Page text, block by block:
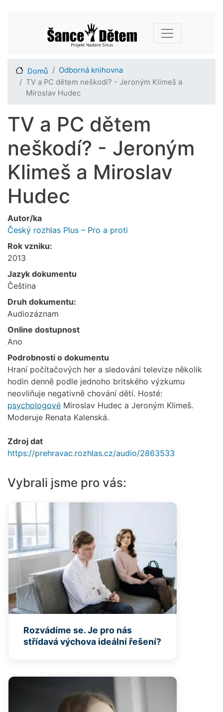
hlavnímu
obsahu
Main navigation
Domů
Odborná knihovna
TV a PC dětem neškodí? - Jeroným Klimeš a
Miroslav Hudec
TV a PC dětem
neškodí? - Jeroným
Klimeš a Miroslav
Hudec
Autor/ka
Český rozhlas Plus – Pro a proti
Rok vzniku:
2013
Jazyk dokumentu
Čeština
Druh dokumentu:
Audiozáznam
Online dostupnost
Ano
Podrobnosti o dokumentu
Hraní počítačových her a sledování televize několik
hodin denně podle jednoho britského výzkumu
neovliňuje negativně chování dětí. Hosté:
psychologové Miroslav Hudec a Jeroným Klimeš.
Moderuje Renata Kalenská.
Zdroj dat
https://prehravac.rozhlas.cz/audio/2863533
Vybrali jsme pro vás:
Rozvádíme se. Je pro nás
střídavá výchova ideální řešení?